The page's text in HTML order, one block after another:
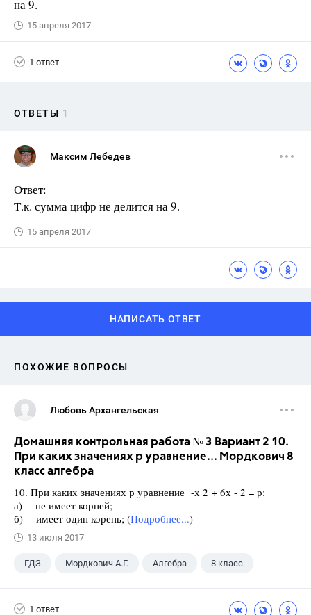
на 9.
15 апреля 2017
1 ответ
ОТВЕТЫ 1
Максим Лебедев
Ответ:
Т.к. сумма цифр не делится на 9.
15 апреля 2017
НАПИСАТЬ ОТВЕТ
ПОХОЖИЕ ВОПРОСЫ
Любовь Архангельская
Домашняя контрольная работа № 3 Вариант 2 10.
При каких значениях р уравнение... Мордкович 8
класс алгебра
10. При каких значениях р уравнение -х 2 + 6х - 2 = р:
а) не имеет корней;
б) имеет один корень; (Подробнее...)
13 июля 2017
ГДЗ Мордкович А.Г. Алгебра 8 класс
1 ответ